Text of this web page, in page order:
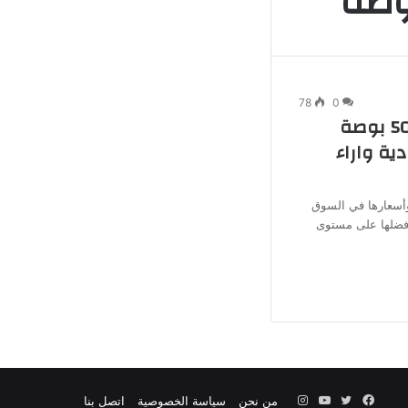
0
78
سعر شاشة سامسونج 50 بوصة
واراء
وأسعارها في السوق
على مستوى
من نحن سياسة الخصوصية اتصل بنا فيسبوك
تويتريوتيوبانستقرام